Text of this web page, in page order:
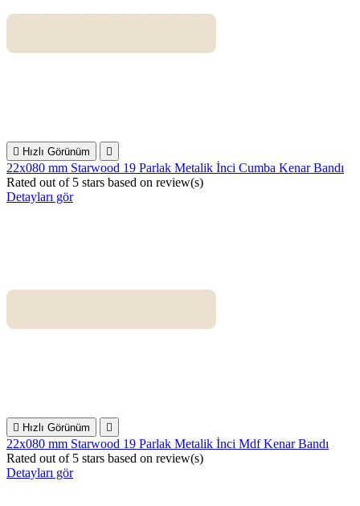
 Hızlı Görünüm 
22x080 mm Starwood 19 Parlak Metalik İnci Cumba Kenar Bandı
Rated out of 5 stars based on review(s)
Detayları gör
 Hızlı Görünüm 
22x080 mm Starwood 19 Parlak Metalik İnci Mdf Kenar Bandı
Rated out of 5 stars based on review(s)
Detayları gör